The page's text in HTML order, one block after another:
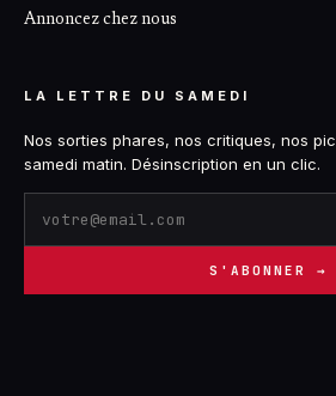
Annoncez chez nous
LA LETTRE DU SAMEDI
Nos sorties phares, nos critiques, nos
samedi matin. Désinscription en un clic.
S'ABONNER →